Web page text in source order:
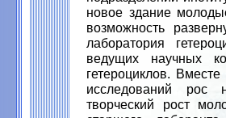
новое здание
возможность
лаборатория
ведущих научных
гетероциклов.
исследований рос
творческий рост